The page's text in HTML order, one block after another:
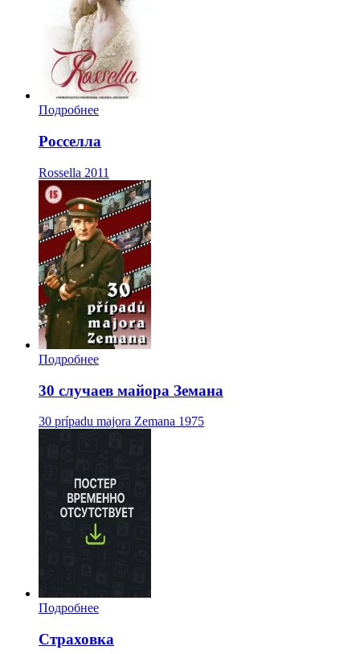
Подробнее
Росселла
Rossella 2011
Подробнее
30 случаев майора Земана
30 prípadu majora Zemana 1975
Подробнее
Страховка